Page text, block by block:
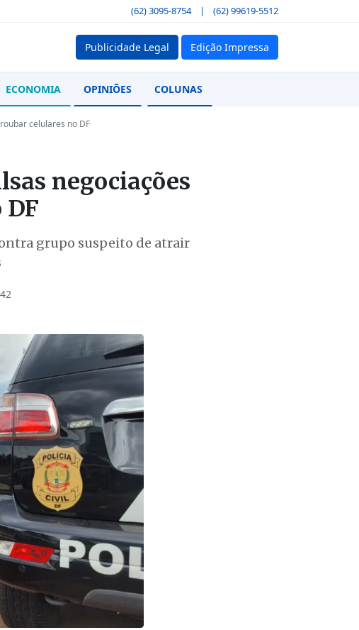
(62) 3095-8754 | (62) 99619-5512
Publicidade Legal Edição Impressa
ECONOMIA OPINIÕES COLUNAS
celulares no DF
negociações
grupo suspeito de atrair